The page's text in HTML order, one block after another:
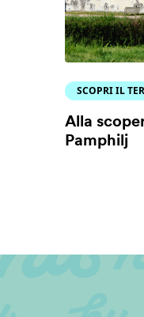
SCOPRI IL
Alla
Pamphilj